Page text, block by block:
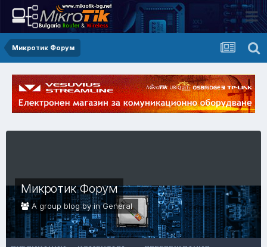
Микротик Форум
Микротик Форум
A group blog by inGeneral